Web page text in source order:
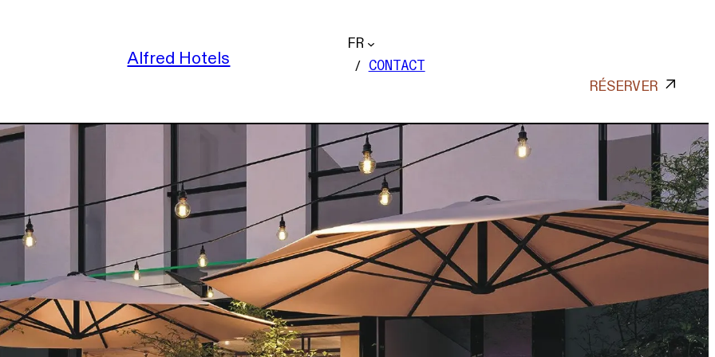
Alfred Hotels
FR
CONTACT
RÉSERVER